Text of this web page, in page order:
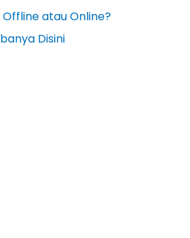
atau Online?
Disini